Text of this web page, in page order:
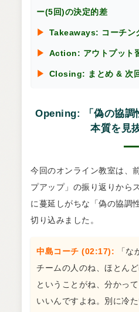
ー(5回)の決定的差
Takeaways: コーチン
Action: アウトプット
Closing: まとめ & 次
Opening: 「偽の協調
本質を見
今回のオンライン教室は、
プアップ」の振り返りから
に蔓延しがちな「偽の協調
切り込みました。
中島コーチ (02:17): 「な
チームの人のね、ほとん
ということがね、分かっ
いいんですよね。別に冷